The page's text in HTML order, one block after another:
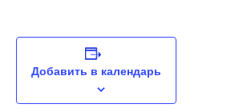
Добавить в календарь